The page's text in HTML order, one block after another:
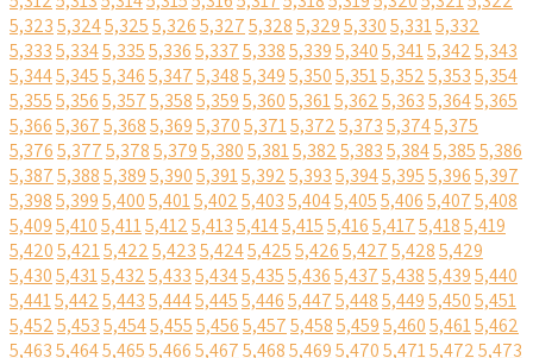
5,3235,3245,3255,3265,3275,3285,3295,3305,3315,332
5,3335,3345,3355,3365,3375,3385,3395,3405,3415,3425,343
5,3445,3455,3465,3475,3485,3495,3505,3515,3525,3535,354
5,3555,3565,3575,3585,3595,3605,3615,3625,3635,3645,365
5,3665,3675,3685,3695,3705,3715,3725,3735,3745,375
5,3765,3775,3785,3795,3805,3815,3825,3835,3845,3855,386
5,3875,3885,3895,3905,3915,3925,3935,3945,3955,3965,397
5,3985,3995,4005,4015,4025,4035,4045,4055,4065,4075,408
5,4095,4105,4115,4125,4135,4145,4155,4165,4175,4185,419
5,4205,4215,4225,4235,4245,4255,4265,4275,4285,429
5,4305,4315,4325,4335,4345,4355,4365,4375,4385,4395,440
5,4415,4425,4435,4445,4455,4465,4475,4485,4495,4505,451
5,4525,4535,4545,4555,4565,4575,4585,4595,4605,4615,462
5,4635,4645,4655,4665,4675,4685,4695,4705,4715,4725,473